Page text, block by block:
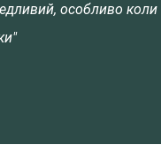
особливо